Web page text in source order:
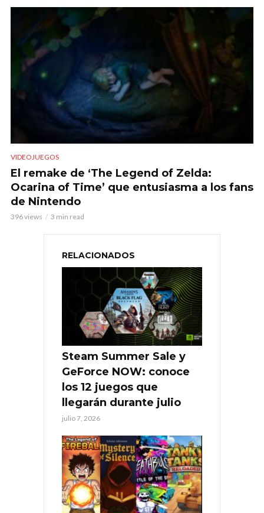
VIDEOJUEGOS
El remake de ‘The Legend of Zelda:
Ocarina of Time’ que entusiasma a los fans
de Nintendo
396 views 3 min read
RELACIONADOS
Steam Summer Sale y
GeForce NOW: conoce
los 12 juegos que
llegarán durante julio
julio 7, 2026